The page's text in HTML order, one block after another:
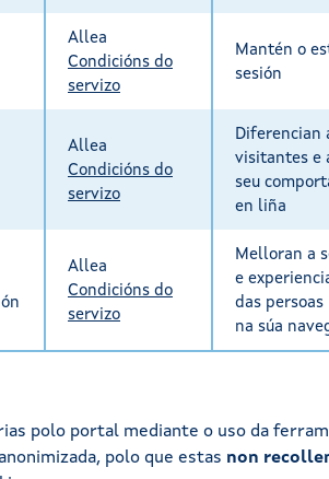
Allea
Condicións do
servizo
Mantén o
sesión
Allea
Condicións do
servizo
Diferencian
visitantes e
seu
en liña
Allea
Condicións do
servizo
Melloran a
e
das persoas
na súa
polo portal mediante o uso da
polo que estas non